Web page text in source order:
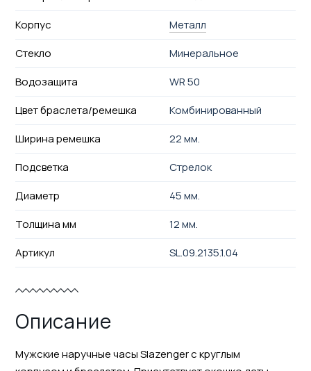
Корпус
Металл
Стекло
Минеральное
Водозащита
WR 50
Цвет браслета/ремешка
Комбинированный
Ширина ремешка
22 мм.
Подсветка
Стрелок
Диаметр
45 мм.
Толщина мм
12 мм.
Артикул
SL.09.2135.1.04
Описание
Мужские наручные часы Slazenger с круглым